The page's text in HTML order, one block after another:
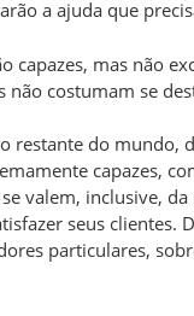
a ajuda que
capazes, mas não
não costumam se
restante do mundo,
capazes,
valem, inclusive,
seus clientes.
particulares,